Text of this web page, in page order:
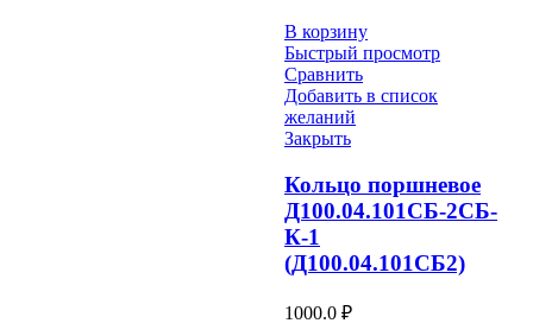
В корзину
Быстрый просмотр
Сравнить
Добавить в список
желаний
Закрыть
Кольцо поршневое
Д100.04.101СБ-2СБ-
К-1
(Д100.04.101СБ2)
1000.0 ₽